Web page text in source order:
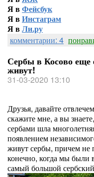
Я вФейсбук
Я вИнстаграм
Я вЛи.ру
комментарии: 4
Сербы в Косово еще
живут!
31-03-2020 13:10
Друзья, давайте
скажите мне, а вы
сербами шла
появлением
живут сербы, причем не
конечно, когда мы были
самый большой